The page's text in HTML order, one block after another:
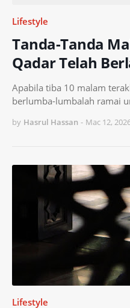
Lifestyle
Tanda-Tanda
Qadar Telah
Apabila tiba 10 malam
berlumba-lumbalah ramai
by Hasrul Hassan - Mac 12,
Lifestyle